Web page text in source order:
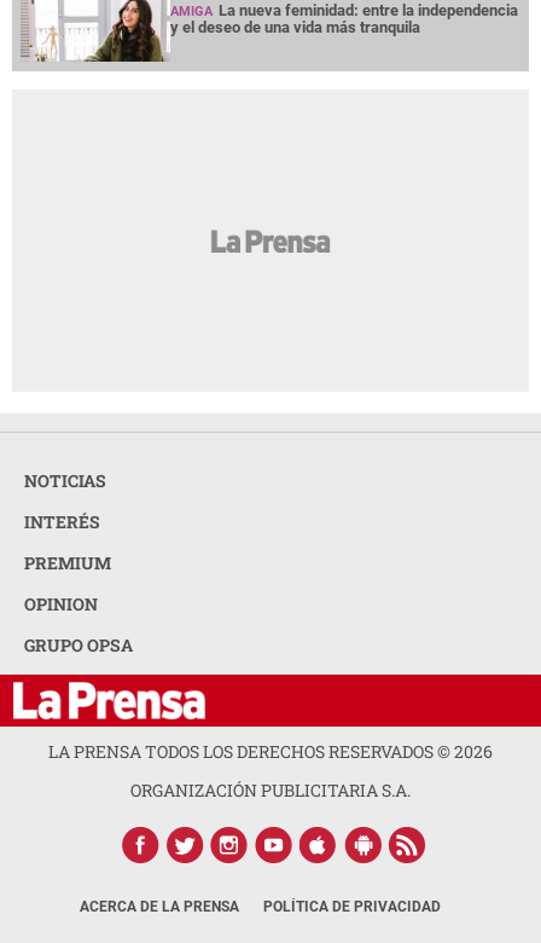
AMIGA La nueva feminidad: entre la independencia
y el deseo de una vida más tranquila
NOTICIAS
INTERÉS
PREMIUM
OPINION
GRUPO OPSA
LA PRENSA TODOS LOS DERECHOS RESERVADOS ©2026
ORGANIZACIÓN PUBLICITARIA S.A.
ACERCA DE LA PRENSA POLÍTICA DE PRIVACIDAD